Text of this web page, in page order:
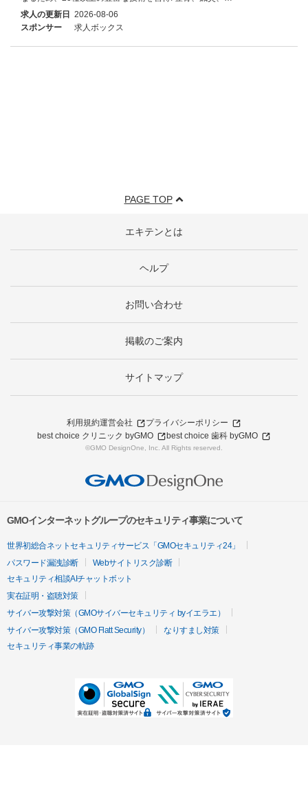
求人の更新日 2026-08-06
スポンサー
求人ボックス
PAGE TOP
エキテンとは
ヘルプ
お問い合わせ
掲載のご案内
サイトマップ
利用規約運営会社
プライバシーポリシー
best choice クリニック byGMO
best choice 歯科 byGMO
©GMO DesignOne, Inc. All Rights reserved.
GMOインターネットグループのセキュリティ事業について
世界初総合ネットセキュリティサービス「GMOセキュリティ24」
パスワード漏洩診断
Webサイトリスク診断
セキュリティ相談AIチャットボット
実在証明・盗聴対策
サイバー攻撃対策（GMOサイバーセキュリティ byイエラエ）
サイバー攻撃対策（GMO Flatt Security）
なりすまし対策
セキュリティ事業の軌跡